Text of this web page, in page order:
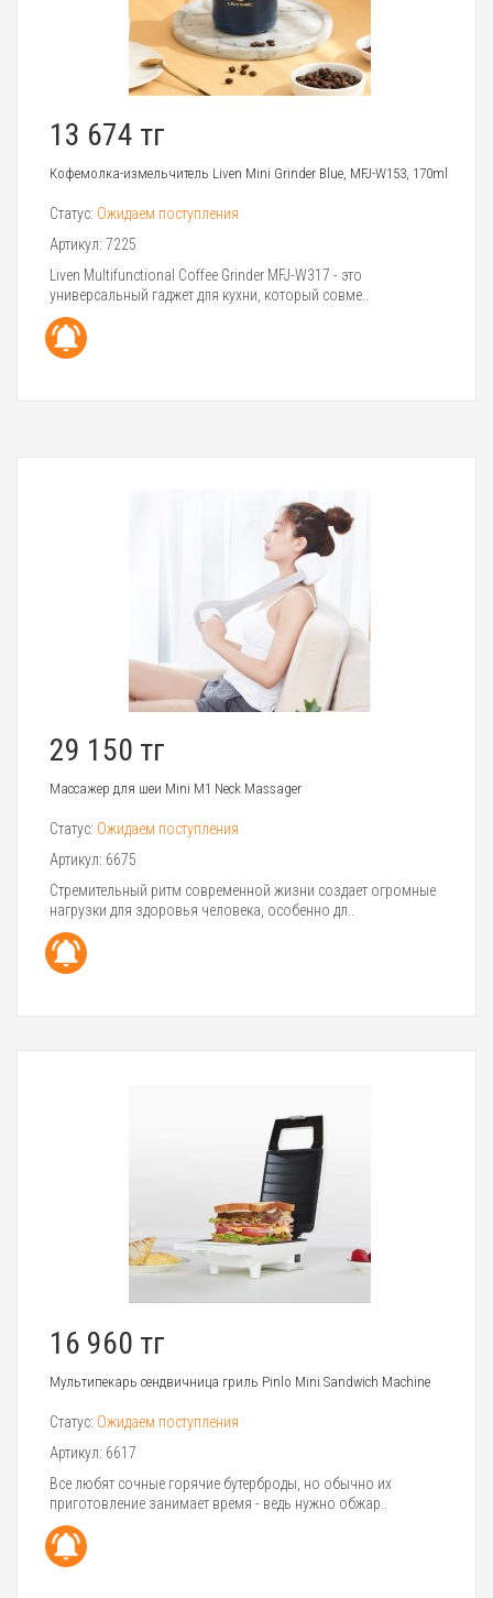
13 674 тг
Кофемолка-измельчитель Liven Mini Grinder Blue, MFJ-W153, 170ml
Статус: Ожидаем поступления
Артикул: 7225
Liven Multifunctional Coffee Grinder MFJ-W317 - это
универсальный гаджет для кухни, который совме..
29 150 тг
Массажер для шеи Mini M1 Neck Massager
Статус: Ожидаем поступления
Артикул: 6675
Стремительный ритм современной жизни создает огромные
нагрузки для здоровья человека, особенно дл..
16 960 тг
Мультипекарь сендвичница гриль Pinlo Mini Sandwich Machine
Статус: Ожидаем поступления
Артикул: 6617
Все любят сочные горячие бутерброды, но обычно их
приготовление занимает время - ведь нужно обжар..